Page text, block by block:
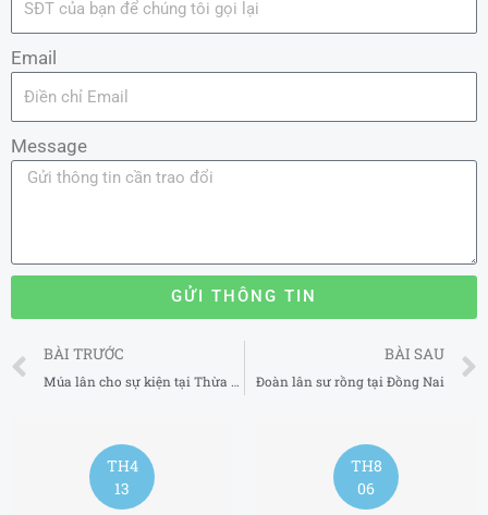
Email
Message
GỬI THÔNG TIN
Prev
BÀI TRƯỚC
Múa lân cho sự kiện tại Thừa Thiên Huế
BÀI SAU
Đoàn lân sư rồng tại Đồng Nai
TH4
13
TH8
06